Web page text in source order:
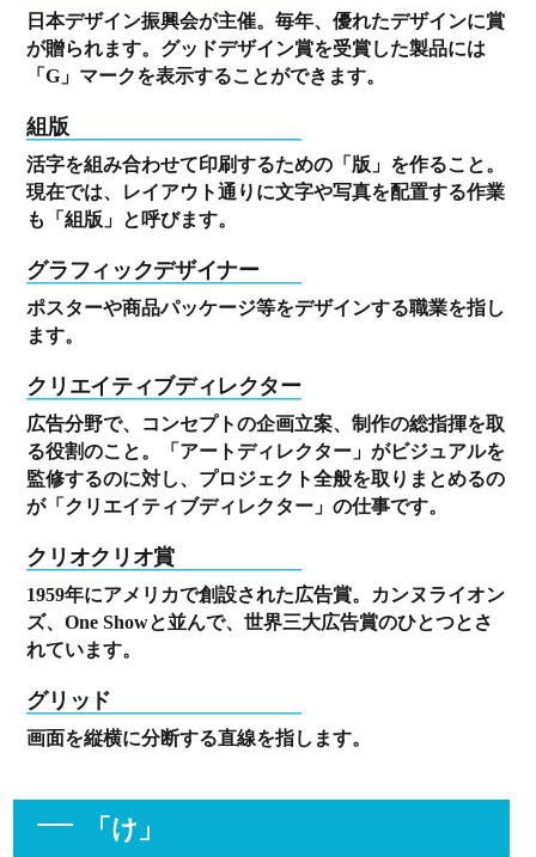
日本デザイン振興会が主催。毎年、優れたデザインに賞
が贈られます。グッドデザイン賞を受賞した製品には
「G」マークを表示することができます。
組版
活字を組み合わせて印刷するための「版」を作ること。
現在では、レイアウト通りに文字や写真を配置する作業
も「組版」と呼びます。
グラフィックデザイナー
ポスターや商品パッケージ等をデザインする職業を指し
ます。
クリエイティブディレクター
広告分野で、コンセプトの企画立案、制作の総指揮を取
る役割のこと。「アートディレクター」がビジュアルを
監修するのに対し、プロジェクト全般を取りまとめるの
が「クリエイティブディレクター」の仕事です。
クリオクリオ賞
1959年にアメリカで創設された広告賞。カンヌライオン
ズ、One Showと並んで、世界三大広告賞のひとつとさ
れています。
グリッド
画面を縦横に分断する直線を指します。
「け」